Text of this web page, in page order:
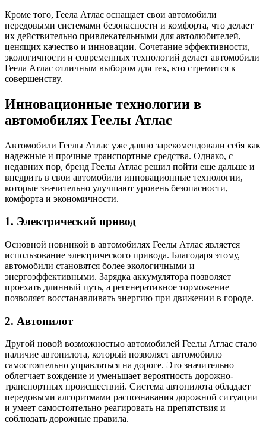
Кроме того, Геела Атлас оснащает свои автомобили
передовыми системами безопасности и комфорта, что делает
их действительно привлекательными для автолюбителей,
ценящих качество и инновации. Сочетание эффективности,
экологичности и современных технологий делает автомобили
Геела Атлас отличным выбором для тех, кто стремится к
совершенству.
Инновационные технологии в
автомобилях Геелы Атлас
Автомобили Геелы Атлас уже давно зарекомендовали себя как
надежные и прочные транспортные средства. Однако, с
недавних пор, бренд Геелы Атлас решил пойти еще дальше и
внедрить в свои автомобили инновационные технологии,
которые значительно улучшают уровень безопасности,
комфорта и экономичности.
1. Электрический привод
Основной новинкой в автомобилях Геелы Атлас является
использование электрического привода. Благодаря этому,
автомобили становятся более экологичными и
энергоэффективными. Зарядка аккумулятора позволяет
проехать длинный путь, а регенеративное торможение
позволяет восстанавливать энергию при движении в городе.
2. Автопилот
Другой новой возможностью автомобилей Геелы Атлас стало
наличие автопилота, который позволяет автомобилю
самостоятельно управляться на дороге. Это значительно
облегчает вождение и уменьшает вероятность дорожно-
транспортных происшествий. Система автопилота обладает
передовыми алгоритмами распознавания дорожной ситуации
и умеет самостоятельно реагировать на препятствия и
соблюдать дорожные правила.